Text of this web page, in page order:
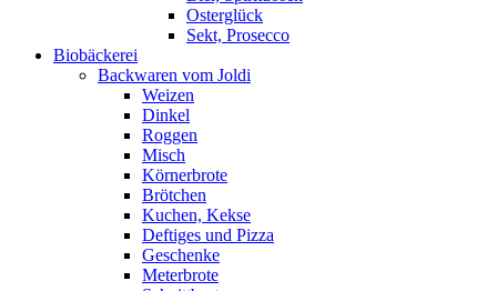
Osterglück
Sekt, Prosecco
Biobäckerei
Backwaren vom Joldi
Weizen
Dinkel
Roggen
Misch
Körnerbrote
Brötchen
Kuchen, Kekse
Deftiges und Pizza
Geschenke
Meterbrote